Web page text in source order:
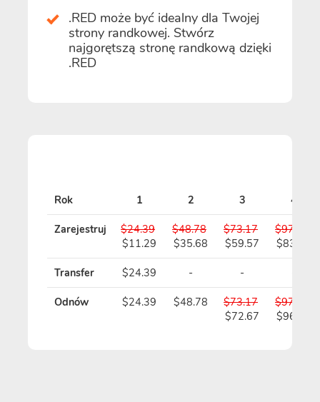
.RED może być idealny dla Twojej
strony randkowej. Stwórz
najgorętszą stronę randkową dzięki
.RED
Rok 1 2 3 4
Zarejestruj
$24.39
$11.29
$48.78
$35.68
$73.17
$59.57
$97.56
$83.46
Transfer $24.39 - -
Odnów $24.39 $48.78
$73.17
$72.67
$97.56
$96.56